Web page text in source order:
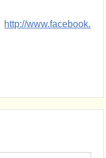
http://www.facebook.